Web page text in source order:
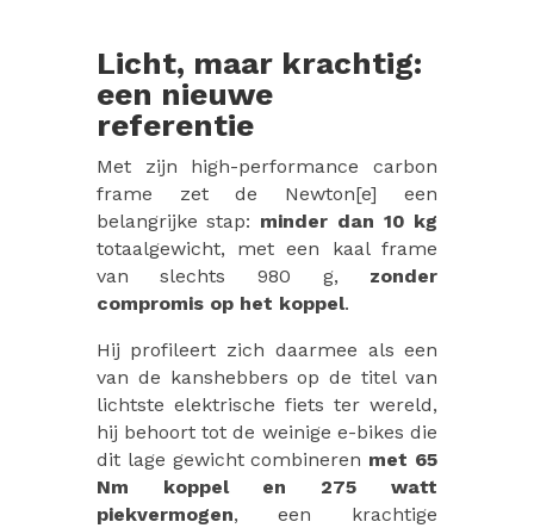
Licht, maar krachtig:
een nieuwe
referentie
Met zijn high-performance carbon
frame zet de Newton[e] een
belangrijke stap: minder dan 10 kg
totaalgewicht, met een kaal frame
van slechts 980 g, zonder
compromis op het koppel.
Hij profileert zich daarmee als een
van de kanshebbers op de titel van
lichtste elektrische fiets ter wereld,
hij behoort tot de weinige e-bikes die
dit lage gewicht combineren met 65
Nm koppel en 275 watt
piekvermogen, een krachtige